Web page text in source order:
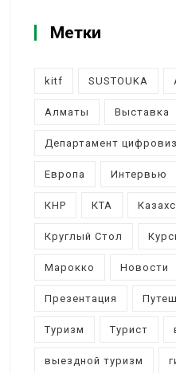
Метки
kitf SUSTOUKA
Алматы Выставка
Департамент
Европа Интервью
КНР КТА
Круглый Стол
Марокко Новости
Презентация
Туризм Турист
выездной туризм